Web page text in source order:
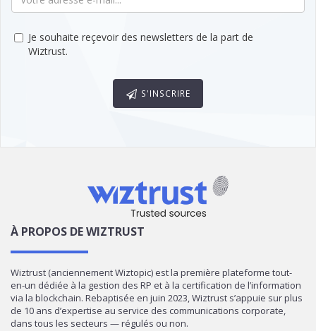
Je souhaite reçevoir des newsletters de la part de
Wiztrust.
S'INSCRIRE
À PROPOS DE WIZTRUST
Wiztrust (anciennement Wiztopic) est la première plateforme tout-
en-un dédiée à la gestion des RP et à la certification de l’information
via la blockchain. Rebaptisée en juin 2023, Wiztrust s’appuie sur plus
de 10 ans d’expertise au service des communications corporate,
dans tous les secteurs — régulés ou non.